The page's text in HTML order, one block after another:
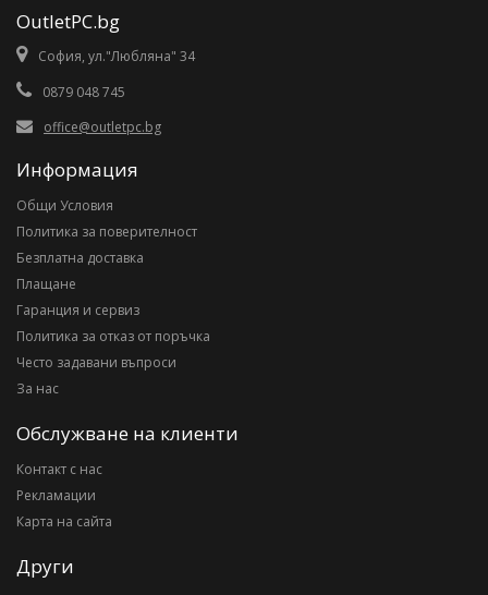
OutletPC.bg
София, ул."Любляна" 34
0879 048 745
office@outletpc.bg
Информация
Общи Условия
Политика за поверителност
Безплатна доставка
Плащане
Гаранция и сервиз
Политика за отказ от поръчка
Често задавани въпроси
За нас
Обслужване на клиенти
Контакт с нас
Рекламации
Карта на сайта
Други